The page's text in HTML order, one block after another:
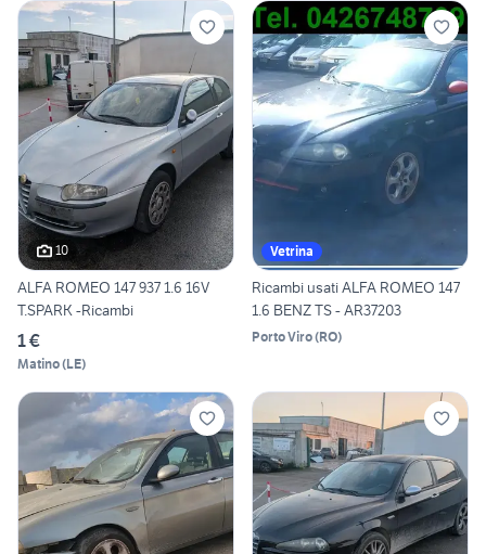
10
ALFA ROMEO 147 937 1.6 16V
T.SPARK -Ricambi
1 €
Matino(LE)
Vetrina
Ricambi usati ALFA ROMEO 147
1.6 BENZ TS - AR37203
Porto Viro(RO)